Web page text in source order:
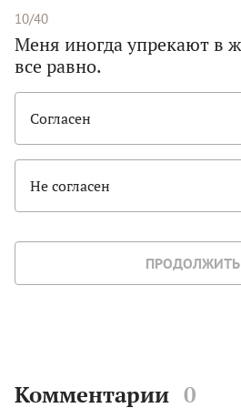
10/40
Меня иногда упрекают в
все равно.
Согласен
Не согласен
ПРОДОЛЖИТЬ
Комментарии 0